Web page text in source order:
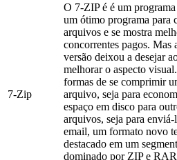
7-Zip
O 7-ZIP é é um
um ótimo programa para
arquivos e se mostra
concorrentes pagos. Mas
versão deixou a desejar
melhorar o aspecto
formas de se comprimir
arquivo, seja para
espaço em disco para
arquivos, seja para
email, um formato novo
destacado em um
dominado por ZIP e